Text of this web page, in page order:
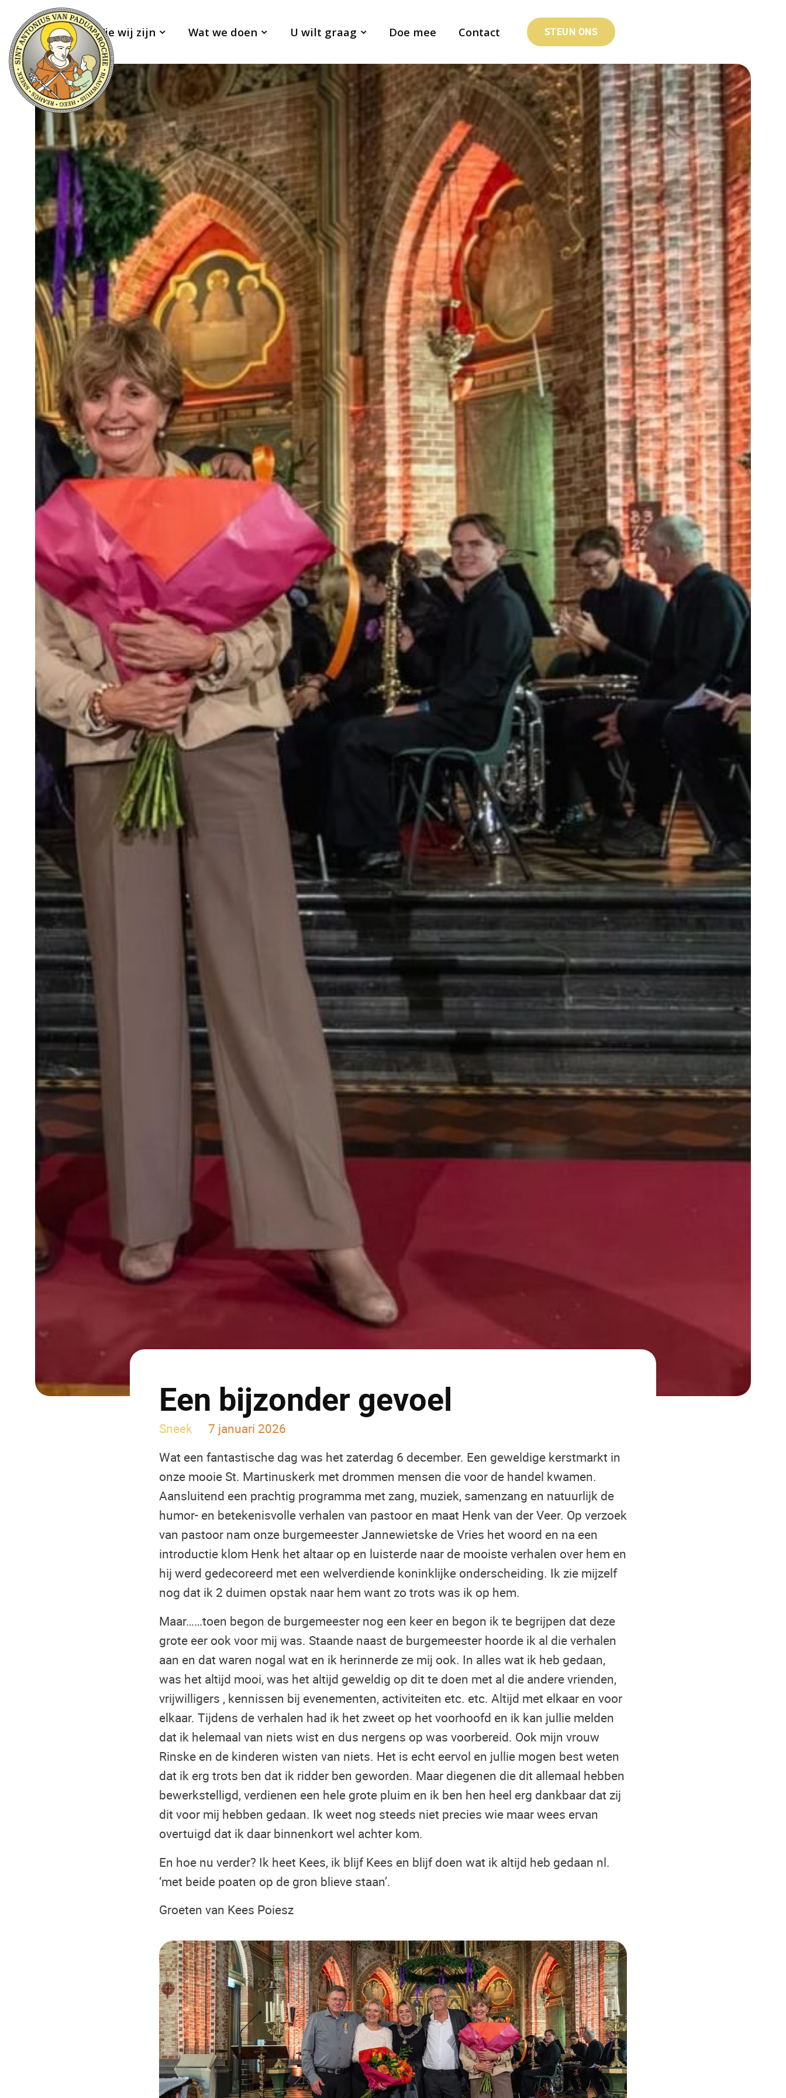
Wie wij zijn Wat we doen U wilt graag Doe mee Contact STEUN ONS
Een bijzonder gevoel
Sneek
7 januari 2026
Wat een fantastische dag was het zaterdag 6 december. Een geweldige kerstmarkt in
onze mooie St. Martinuskerk met drommen mensen die voor de handel kwamen.
Aansluitend een prachtig programma met zang, muziek, samenzang en natuurlijk de
humor- en betekenisvolle verhalen van pastoor en maat Henk van der Veer. Op verzoek
van pastoor nam onze burgemeester Jannewietske de Vries het woord en na een
introductie klom Henk het altaar op en luisterde naar de mooiste verhalen over hem en
hij werd gedecoreerd met een welverdiende koninklijke onderscheiding. Ik zie mijzelf
nog dat ik 2 duimen opstak naar hem want zo trots was ik op hem.
Maar……toen begon de burgemeester nog een keer en begon ik te begrijpen dat deze
grote eer ook voor mij was. Staande naast de burgemeester hoorde ik al die verhalen
aan en dat waren nogal wat en ik herinnerde ze mij ook. In alles wat ik heb gedaan,
was het altijd mooi, was het altijd geweldig op dit te doen met al die andere vrienden,
vrijwilligers , kennissen bij evenementen, activiteiten etc. etc. Altijd met elkaar en voor
elkaar. Tijdens de verhalen had ik het zweet op het voorhoofd en ik kan jullie melden
dat ik helemaal van niets wist en dus nergens op was voorbereid. Ook mijn vrouw
Rinske en de kinderen wisten van niets. Het is echt eervol en jullie mogen best weten
dat ik erg trots ben dat ik ridder ben geworden. Maar diegenen die dit allemaal hebben
bewerkstelligd, verdienen een hele grote pluim en ik ben hen heel erg dankbaar dat zij
dit voor mij hebben gedaan. Ik weet nog steeds niet precies wie maar wees ervan
overtuigd dat ik daar binnenkort wel achter kom.
En hoe nu verder? Ik heet Kees, ik blijf Kees en blijf doen wat ik altijd heb gedaan nl.
‘met beide poaten op de gron blieve staan’.
Groeten van Kees Poiesz